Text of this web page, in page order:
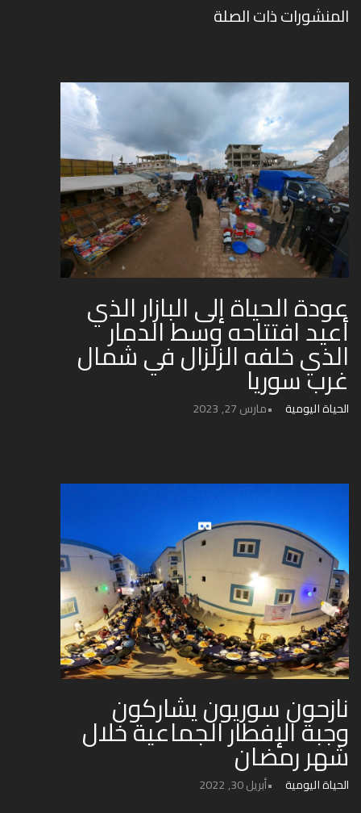
المنشورات ذات الصلة
عودة الحياة إلى البازار الذي
أعيد افتتاحه وسط الدمار
الذي خلفه الزلزال في شمال
غرب سوريا
الحياة اليومية مارس 27, 2023
نازحون سوريون يشاركون
وجبة الإفطار الجماعية خلال
شهر رمضان
الحياة اليومية أبريل 30, 2022